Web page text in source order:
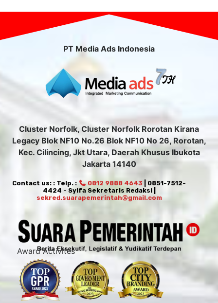
PT Media Ads Indonesia
Cluster Norfolk, Cluster Norfolk Rorotan Kirana
Legacy Blok NF10 No.26 Blok NF10 No 26, Rorotan,
Kec. Cilincing, Jkt Utara, Daerah Khusus Ibukota
Jakarta 14140
Contact us: : Telp. : 0812 9888 4643 | 0851-7512-
4424 - Syifa Sekretaris Redaksi |
sekred.suarapemerintah@gmail.com
Award Activites